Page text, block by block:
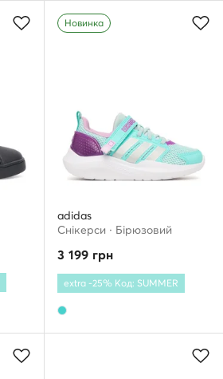
Новинка
adidas
Снікерcи · Бірюзовий
3 199 грн
extra -25% Код: SUMMER